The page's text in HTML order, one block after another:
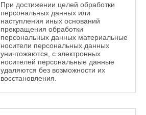
При достижении целей обработки
персональных данных или
наступления иных оснований
прекращения обработки
персональных данных материальные
носители персональных данных
уничтожаются, с электронных
носителей персональные данные
удаляются без возможности их
восстановления.